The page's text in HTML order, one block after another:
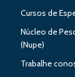
Cursos de
Núcleo de
(Nupe)
Trabalhe